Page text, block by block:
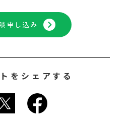
申し込み
をシェアする